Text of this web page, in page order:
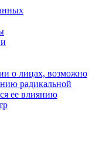
о лицах, возможно
радикальной
ее влиянию